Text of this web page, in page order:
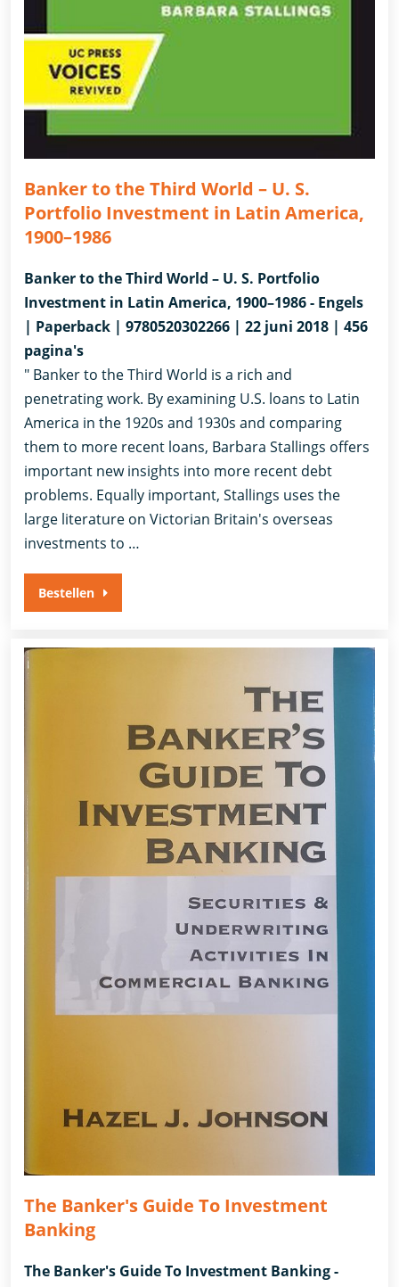
Banker to the Third World – U. S.
Portfolio Investment in Latin America,
1900–1986
Banker to the Third World – U. S. Portfolio
Investment in Latin America, 1900–1986 - Engels
| Paperback | 9780520302266 | 22 juni 2018 | 456
pagina's
" Banker to the Third World is a rich and
penetrating work. By examining U.S. loans to Latin
America in the 1920s and 1930s and comparing
them to more recent loans, Barbara Stallings offers
important new insights into more recent debt
problems. Equally important, Stallings uses the
large literature on Victorian Britain's overseas
investments to …
Bestellen
The Banker's Guide To Investment
Banking
The Banker's Guide To Investment Banking -